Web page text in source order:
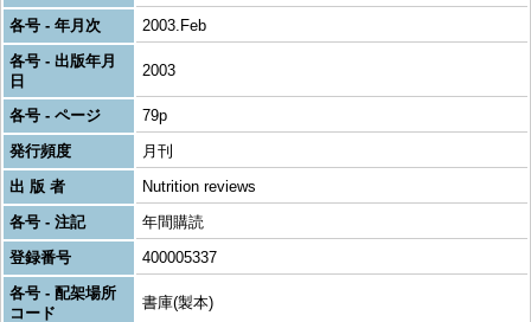
各号 - 年月次
2003.Feb
各号 - 出版年月
日
2003
各号 - ページ
79p
発行頻度
月刊
出 版 者
Nutrition reviews
各号 - 注記
年間購読
登録番号
400005337
各号 - 配架場所
コード
書庫(製本)